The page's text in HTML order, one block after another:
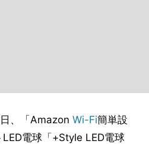
、「Amazon Wi-Fi簡単設
電球「+Style LED電球